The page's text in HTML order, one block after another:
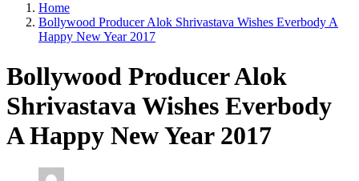
Home
Bollywood Producer Alok Shrivastava Wishes Everbody A
Happy New Year 2017
Bollywood Producer Alok
Shrivastava Wishes Everbody
A Happy New Year 2017